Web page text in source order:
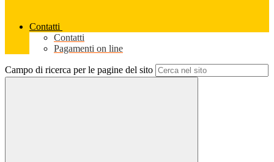
Contatti
Contatti
Pagamenti on line
Campo di ricerca per le pagine del sito